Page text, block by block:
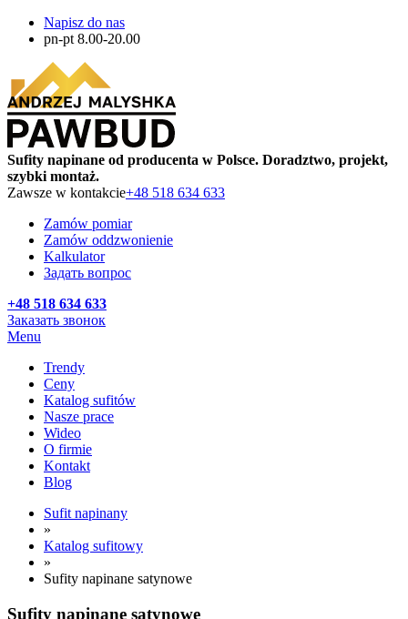
Napisz do nas
pn-pt 8.00-20.00
Sufity napinane od producenta w Polsce. Doradztwo, projekt,
szybki montaż.
Zawsze w kontakcie+48 518 634 633
Zamów pomiar
Zamów oddzwonienie
Kalkulator
Задать вопрос
+48 518 634 633
Заказать звонок
Menu
Trendy
Ceny
Katalog sufitów
Nasze prace
Wideo
O firmie
Kontakt
Blog
Sufit napinany
»
Katalog sufitowy
»
Sufity napinane satynowe
Sufity napinane satynowe